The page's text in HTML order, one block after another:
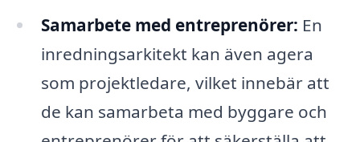
Samarbete med entreprenörer: En
inredningsarkitekt kan även agera
som projektledare, vilket innebär att
de kan samarbeta med byggare och